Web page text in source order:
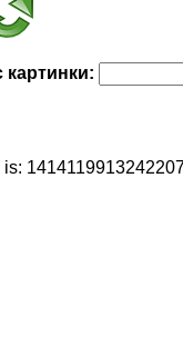
картинки:
is: